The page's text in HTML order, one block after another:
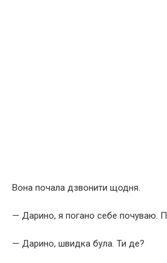
Вона почала дзвонити щодня.
— Дарино, я погано себе почуваю.
— Дарино, швидка була. Ти де?